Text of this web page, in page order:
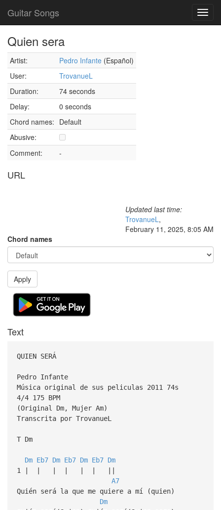
Guitar Songs
Quien sera
Artist: Pedro Infante (Español)
User:
TrovanueL
Duration:
74 seconds
Delay:
0 seconds
Chord names: Default
Abusive:
Comment:
-
URL
Updated last time:
TrovanueL,
February 11, 2025, 8:05 AM
Chord names
Apply
Text
QUIEN SERÁ
Pedro Infante
Música original de sus peliculas 2011 74s
4/4 175 BPM
(Original Dm, Mujer Am)
Transcrita por TrovanueL
T Dm
Dm Eb7 Dm Eb7 Dm Eb7 Dm
1 | | | | | | ||
A7
Quién será la que me quiere a mí (quien)
Dm